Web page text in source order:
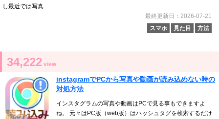
し最近では写真...
最終更新日：2026-07-21
スマホ
見た目 方法
34,222 view
instagramでPCから写真や動画が読み込めない時の
対処方法
インスタグラムの写真や動画はPCで見る事もできますよ
ね。 元々はPC版（web版）はハッシュタグを検索するだけ